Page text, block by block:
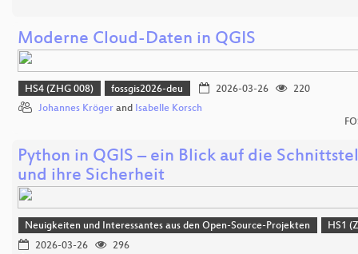
Moderne Cloud-Daten in QGIS
HS4 (ZHG 008) fossgis2026-deu 2026-03-26
220
Johannes Kröger and Isabelle Korsch
Python in QGIS – ein Blick auf die
und ihre Sicherheit
Neuigkeiten und Interessantes aus den Open-Source-Projekten
HS1
2026-03-26
296